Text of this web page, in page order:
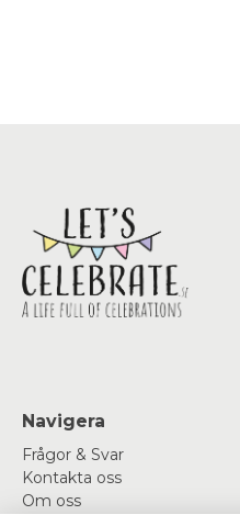
Navigera
Frågor & Svar
Kontakta oss
Om oss